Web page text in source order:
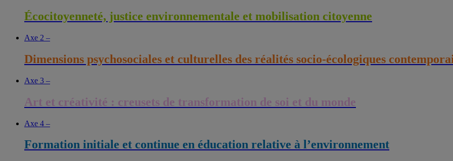
Écocitoyenneté, justice environnementale et mobilisation citoyenne
Axe 2 –
Dimensions psychosociales et culturelles des réalités socio-écologiques
Axe 3 –
Art et créativité : creusets de transformation de soi et du monde
Axe 4 –
Formation initiale et continue en éducation relative à l’environnement